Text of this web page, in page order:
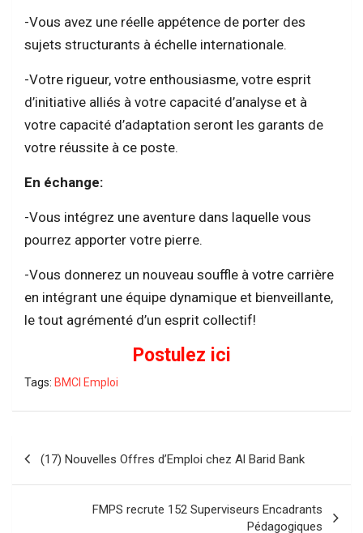
-Vous avez une réelle appétence de porter des
sujets structurants à échelle internationale.
-Votre rigueur, votre enthousiasme, votre esprit
d’initiative alliés à votre capacité d’analyse et à
votre capacité d’adaptation seront les garants de
votre réussite à ce poste.
En échange:
-Vous intégrez une aventure dans laquelle vous
pourrez apporter votre pierre.
-Vous donnerez un nouveau souffle à votre carrière
en intégrant une équipe dynamique et bienveillante,
le tout agrémenté d’un esprit collectif!
Postulez ici
Tags: BMCI Emploi
(17) Nouvelles Offres d’Emploi chez Al Barid Bank
FMPS recrute 152 Superviseurs Encadrants
Pédagogiques